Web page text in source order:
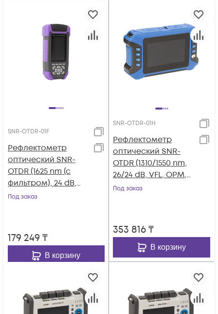
SNR-OTDR-01F
Рефлектометр
оптический SNR-
OTDR (1625 nm (с
фильтром), 24 dB,
VFL, OPM, OLS)
Под заказ
179 249 ₸
В корзину
SNR-OTDR-01H
Рефлектометр
оптический SNR-
OTDR (1310/1550 nm,
26/24 dB, VFL, OPM,
OLS, LT)
Под заказ
353 816₸
В корзину